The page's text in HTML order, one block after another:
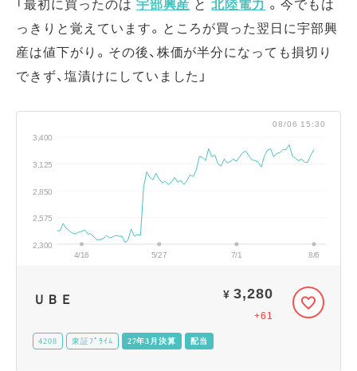
っきりと覚えています。ところが買った翌日に宇部興
産は値下がり。その後、株価が半分になっても損切り
できず、塩漬けにしていました」
08/06 15:30
2,300
2,575
2,850
3,125
3,400
4/16 5/27 7/1 8/6
ＵＢＥ ¥3,280
+61
4208 東証ﾌﾟﾗｲﾑ 27年3月決算 配当